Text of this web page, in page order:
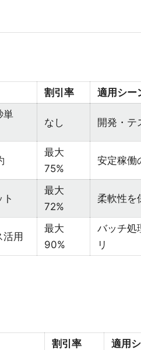
割引率 適用シー
単
なし 開発・テ
最大
75%
安定稼働
最大
72%
柔軟性を
用
最大
90%
バッチ処
リ
割引率
適用